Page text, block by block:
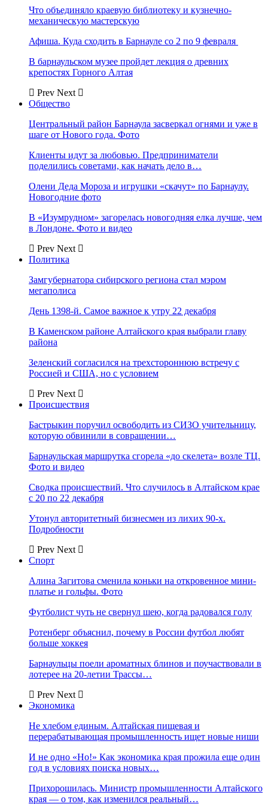
Что объединяло краевую библиотеку и кузнечно-
механическую мастерскую
Афиша. Куда сходить в Барнауле со 2 по 9 февраля
В барнаульском музее пройдет лекция о древних
крепостях Горного Алтая
Prev Next
Общество
Центральный район Барнаула засверкал огнями и уже в
шаге от Нового года. Фото
Клиенты идут за любовью. Предприниматели
поделились советами, как начать дело в…
Олени Деда Мороза и игрушки «скачут» по Барнаулу.
Новогодние фото
В «Изумрудном» загорелась новогодняя елка лучше, чем
в Лондоне. Фото и видео
Prev Next
Политика
Замгубернатора сибирского региона стал мэром
мегаполиса
День 1398-й. Самое важное к утру 22 декабря
В Каменском районе Алтайского края выбрали главу
района
Зеленский согласился на трехстороннюю встречу с
Россией и США, но с условием
Prev Next
Происшествия
Бастрыкин поручил освободить из СИЗО учительницу,
которую обвинили в совращении…
Барнаульская маршрутка сгорела «до скелета» возле ТЦ.
Фото и видео
Сводка происшествий. Что случилось в Алтайском крае
с 20 по 22 декабря
Утонул авторитетный бизнесмен из лихих 90-х.
Подробности
Prev Next
Спорт
Алина Загитова сменила коньки на откровенное мини-
платье и гольфы. Фото
Футболист чуть не свернул шею, когда радовался голу
Ротенберг объяснил, почему в России футбол любят
больше хоккея
Барнаульцы поели ароматных блинов и поучаствовали в
лотерее на 20-летии Трассы…
Prev Next
Экономика
Не хлебом единым. Алтайская пищевая и
перерабатывающая промышленность ищет новые ниши
И не одно «Но!» Как экономика края прожила еще один
год в условиях поиска новых…
Прихорошилась. Министр промышленности Алтайского
края — о том, как изменился реальный…